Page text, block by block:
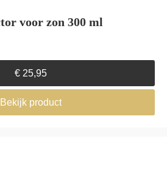
voor zon 300 ml
€25,95
Bekijk product